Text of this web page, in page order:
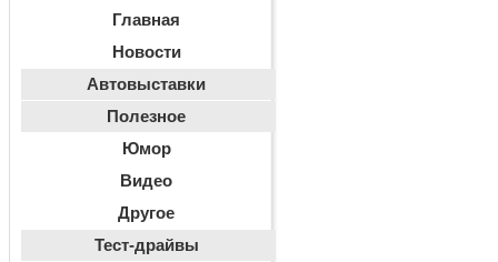
Главная
Новости
Автовыставки
Полезное
Юмор
Видео
Другое
Тест-драйвы